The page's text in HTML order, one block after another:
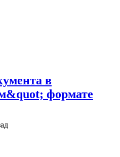
в
формате